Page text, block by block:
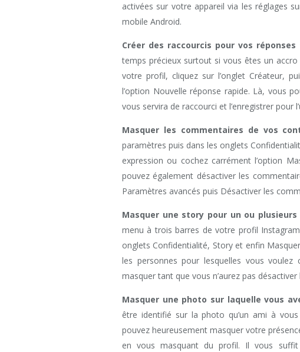
activées sur votre appareil via les réglages
mobile Android.
Créer des raccourcis pour vos
temps précieux surtout si vous êtes un
votre profil, cliquez sur l’onglet Créateur,
l’option Nouvelle réponse rapide. Là, vous
vous servira de raccourci et l’enregistrer pour
Masquer les commentaires de vos
paramètres puis dans les onglets
expression ou cochez carrément l’option
pouvez également désactiver les
Paramètres avancés puis Désactiver les
Masquer une story pour un ou
menu à trois barres de votre profil
onglets Confidentialité, Story et enfin
les personnes pour lesquelles vous voulez
masquer tant que vous n’aurez pas
Masquer une photo sur laquelle vous
être identifié sur la photo qu’un ami à
pouvez heureusement masquer votre
en vous masquant du profil. Il vous suffit